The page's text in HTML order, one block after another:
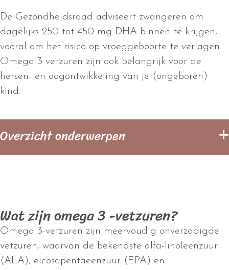
De Gezondheidsraad adviseert zwangeren om
dagelijks 250 tot 450 mg DHA binnen te krijgen,
vooral om het risico op vroeggeboorte te verlagen.
Omega 3 vetzuren zijn ook belangrijk voor de
hersen- en oogontwikkeling van je (ongeboren)
kind.
Wat zijn omega 3 -vetzuren?
Omega 3-vetzuren zijn meervoudig onverzadigde
vetzuren, waarvan de bekendste alfa-linoleenzuur
(ALA), eicosapentaeenzuur (EPA) en
Overzicht onderwerpen